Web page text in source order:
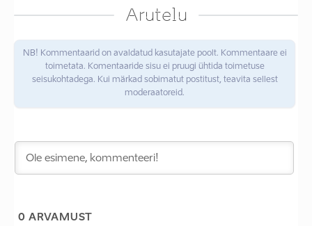
Arutelu
NB! Kommentaarid on avaldatud kasutajate poolt. Kommentaare ei
toimetata. Komentaaride sisu ei pruugi ühtida toimetuse
seisukohtadega. Kui märkad sobimatut postitust, teavita sellest
moderaatoreid.
0 ARVAMUST